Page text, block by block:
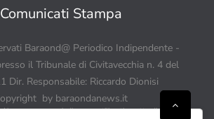
Comunicati Stampa
Baraond@ Periodico Indipendente -
il Tribunale di Civitavecchia n. 4 del
Dir. Responsabile: Riccardo Dionisi
by baraondanews.it
possono quindi essere utilizzati a patto di citare sempre